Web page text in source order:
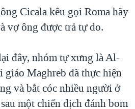
Cicala kêu gọi Roma hãy
vợ ông được trả tự do.
đây, nhóm tự xưng là Al-
giáo Maghreb đã thực hiện
và bắt cóc nhiều người ở
một chiến dịch đánh bom